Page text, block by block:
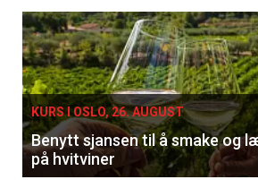
KURS I OSLO, 26. AUGUST
Benytt sjansen til å smake og
på hvitviner